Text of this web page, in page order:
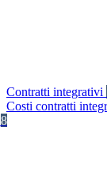
Contratti integrativi
Costi contratti
8